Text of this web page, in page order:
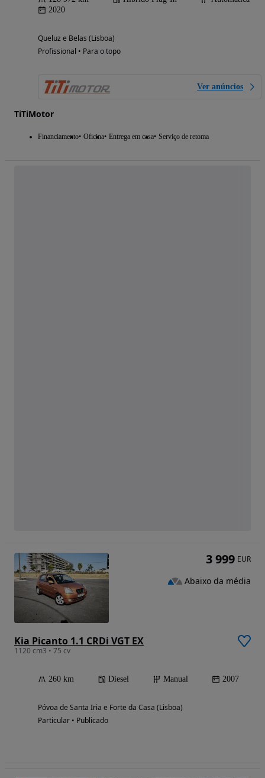
2020
Queluz e Belas (Lisboa)
Profissional • Para o topo
Ver anúncios
TiTiMotor
Financiamento Oficina Entrega em casa Serviço de retoma
Kia Picanto 1.1 CRDi VGT EX
1120 cm3 • 75 cv
260 km Diesel Manual 2007
Póvoa de Santa Iria e Forte da Casa (Lisboa)
Particular • Publicado
3 999 EUR
Abaixo da média